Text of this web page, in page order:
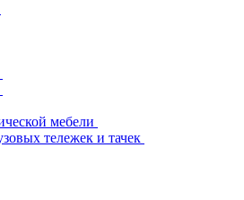
мебели
тележек и тачек